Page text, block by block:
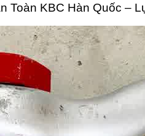
Toàn KBC Hàn Quốc –